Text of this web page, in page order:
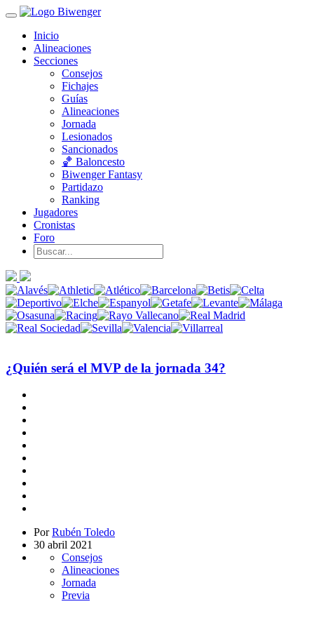
Inicio
Alineaciones
Secciones
Consejos
Fichajes
Guías
Alineaciones
Jornada
Lesionados
Sancionados
🏀 Baloncesto
Biwenger Fantasy
Partidazo
Ranking
Jugadores
Cronistas
Foro
¿Quién será el MVP de la jornada 34?
PorRubén Toledo
30 abril 2021
Consejos
Alineaciones
Jornada
Previa